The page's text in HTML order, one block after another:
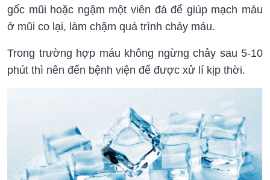
gốc mũi hoặc ngậm một viên đá để giúp mạch máu
ở mũi co lại, làm chậm quá trình chảy máu.
Trong trường hợp máu không ngừng chảy sau 5-10
phút thì nên đến bệnh viện để được xử lí kịp thời.